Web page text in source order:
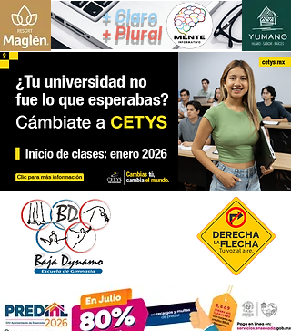
+ Claro
+ Plural